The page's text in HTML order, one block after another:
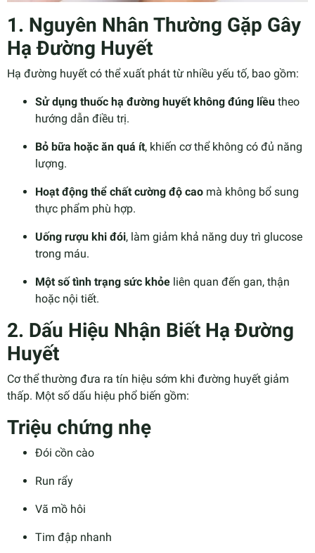
1. Nguyên Nhân Thường Gặp Gây
Hạ Đường Huyết
Hạ đường huyết có thể xuất phát từ nhiều yếu tố, bao gồm:
Sử dụng thuốc hạ đường huyết không đúng liều theo
hướng dẫn điều trị.
Bỏ bữa hoặc ăn quá ít, khiến cơ thể không có đủ năng
lượng.
Hoạt động thể chất cường độ cao mà không bổ sung
thực phẩm phù hợp.
Uống rượu khi đói, làm giảm khả năng duy trì glucose
trong máu.
Một số tình trạng sức khỏe liên quan đến gan, thận
hoặc nội tiết.
2. Dấu Hiệu Nhận Biết Hạ Đường
Huyết
Cơ thể thường đưa ra tín hiệu sớm khi đường huyết giảm
thấp. Một số dấu hiệu phổ biến gồm:
Triệu chứng nhẹ
Đói cồn cào
Run rẩy
Vã mồ hôi
Tim đập nhanh